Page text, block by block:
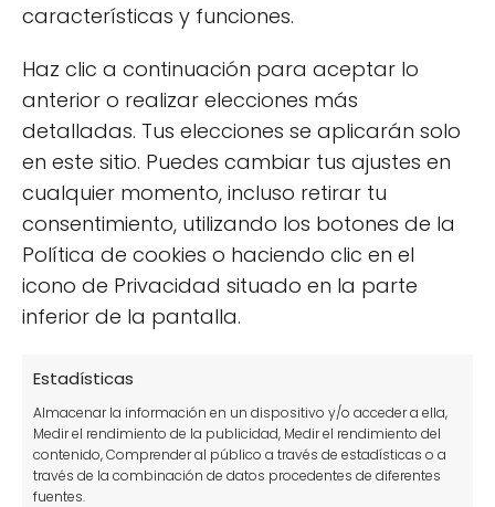
características y funciones.
Haz clic a continuación para aceptar lo
anterior o realizar elecciones más
detalladas. Tus elecciones se aplicarán solo
en este sitio. Puedes cambiar tus ajustes en
cualquier momento, incluso retirar tu
consentimiento, utilizando los botones de la
Política de cookies o haciendo clic en el
icono de Privacidad situado en la parte
inferior de la pantalla.
Estadísticas
Almacenar la información en un dispositivo y/o acceder a ella,
Medir el rendimiento de la publicidad, Medir el rendimiento del
contenido, Comprender al público a través de estadísticas o a
través de la combinación de datos procedentes de diferentes
fuentes.
★
★
★
Tu puntuación:Útil